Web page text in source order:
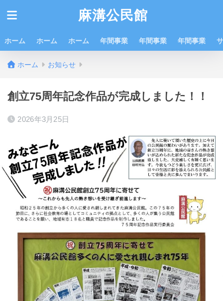
麻溝公民館
ホーム ホーム ホーム 年間事業 年間事業 年間事業
ホーム お知らせ
創立75周年記念作品が完成しました！！
2026年3月25日